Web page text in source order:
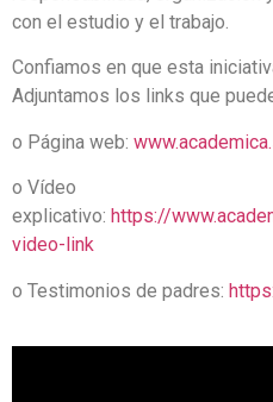
con el estudio y el trabajo.
Confiamos en que esta
Adjuntamos los links que
o Página web:
o Vídeo
explicativo: https://
video-link
o Testimonios de padres: